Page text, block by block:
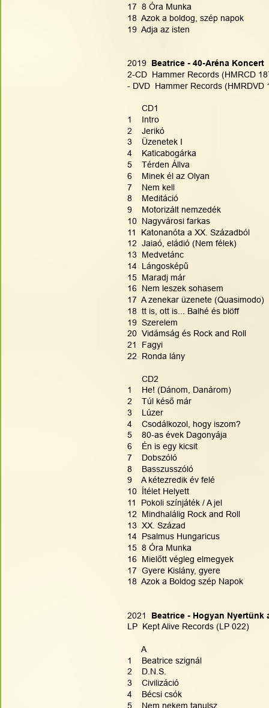
17  8 Óra Munka
18  Azok a boldog, szép napok
19  Adja az isten
2019 Beatrice - 40-Aréna Koncert
2-CD  Hammer Records (HMRCD
- DVD  Hammer Records (HMRDVD
      CD1
1    Intro
2    Jerikó
3    Üzenetek I
4    Katicabogárka
5    Térden Állva
6    Minek él az Olyan
7    Nem kell
8    Meditáció
9    Motorizált nemzedék
10  Nagyvárosi farkas
11  Katonanóta a XX. Századból
12  Jaiaó, eládió (Nem félek)
13  Medvetánc
14  Lángosképű
15  Maradj már
16  Nem leszek sohasem
17  A zenekar üzenete (Quasimodo)
18  tt is, ott is... Balhé és blöff
19  Szerelem
20  Vidámság és Rock and Roll
21  Fagyi
22  Ronda lány
      CD2
1    He! (Dánom, Danárom)
2    Túl késő már
3    Lúzer
4    Csodálkozol, hogy iszom?
5    80-as évek Dagonyája
6    Én is egy kicsit
7    Dobszóló
8    Basszusszóló
9    A kétezredik év felé
10  Ítélet Helyett
11  Pokoli színjáték / A jel
12  Mindhalálig Rock and Roll
13  XX. Század
14  Psalmus Hungaricus
15  8 Óra Munka
16  Mielőtt végleg elmegyek
17  Gyere Kislány, gyere
18  Azok a Boldog szép Napok
2021
Beatrice - Hogyan Nyertünk
LP  Kept Alive Records (LP 022)
      A
1    Beatrice szignál
2    D.N.S.
3    Civilizáció
4    Bécsi csók
5    Nem nekem tanulsz